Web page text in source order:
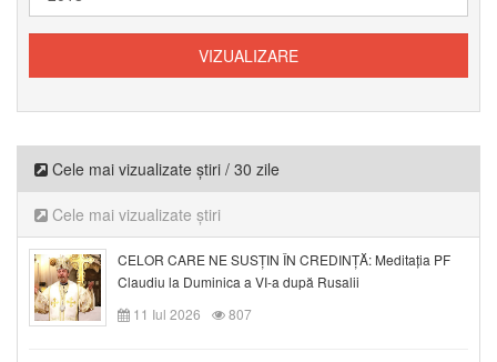
Cele mai vizualizate știri / 30 zile
Cele mai vizualizate știri
CELOR CARE NE SUSȚIN ÎN CREDINȚĂ: Meditația PF
Claudiu la Duminica a VI-a după Rusalii
11 Iul 2026
807